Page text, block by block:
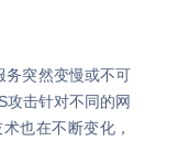
突然变慢或不可
攻击针对不同的网
也在不断变化，